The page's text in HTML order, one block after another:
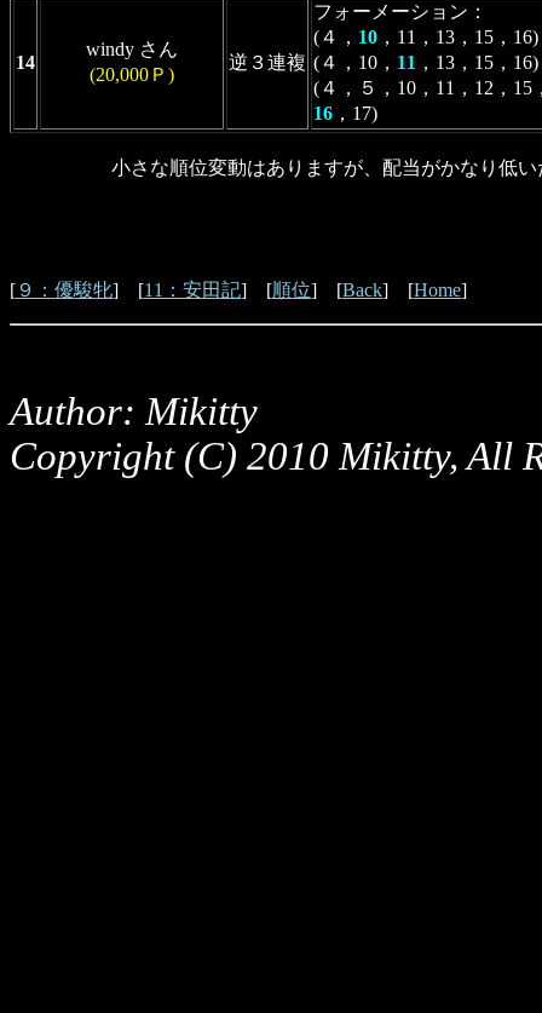
14
windy さん
(20,000Ｐ)
逆３連複
フォーメーション：
(４， 10 ，11，13，15，
(４，10， 11 ，13，15，
(４，５，10，11，12，15
16 ，17)
小さな順位変動はありますが、配当がかなり低い
[ ９：優駿牝] [11：安田記] [順位] [Back] [Home]
Author: Mikitty
Copyright (C) 2010 Mikitty, All